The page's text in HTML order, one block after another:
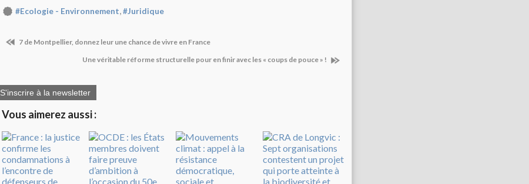
#Ecologie - Environnement,#Juridique
7 de Montpellier, donnez leur une chance de vivre en France
Une véritable réforme structurelle pour en finir avec les « coups de pouce » !
S'inscrire à la newsletter
Vous aimerez aussi :